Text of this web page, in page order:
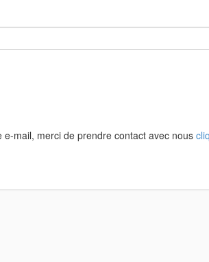
mail, merci de prendre contact avec nous